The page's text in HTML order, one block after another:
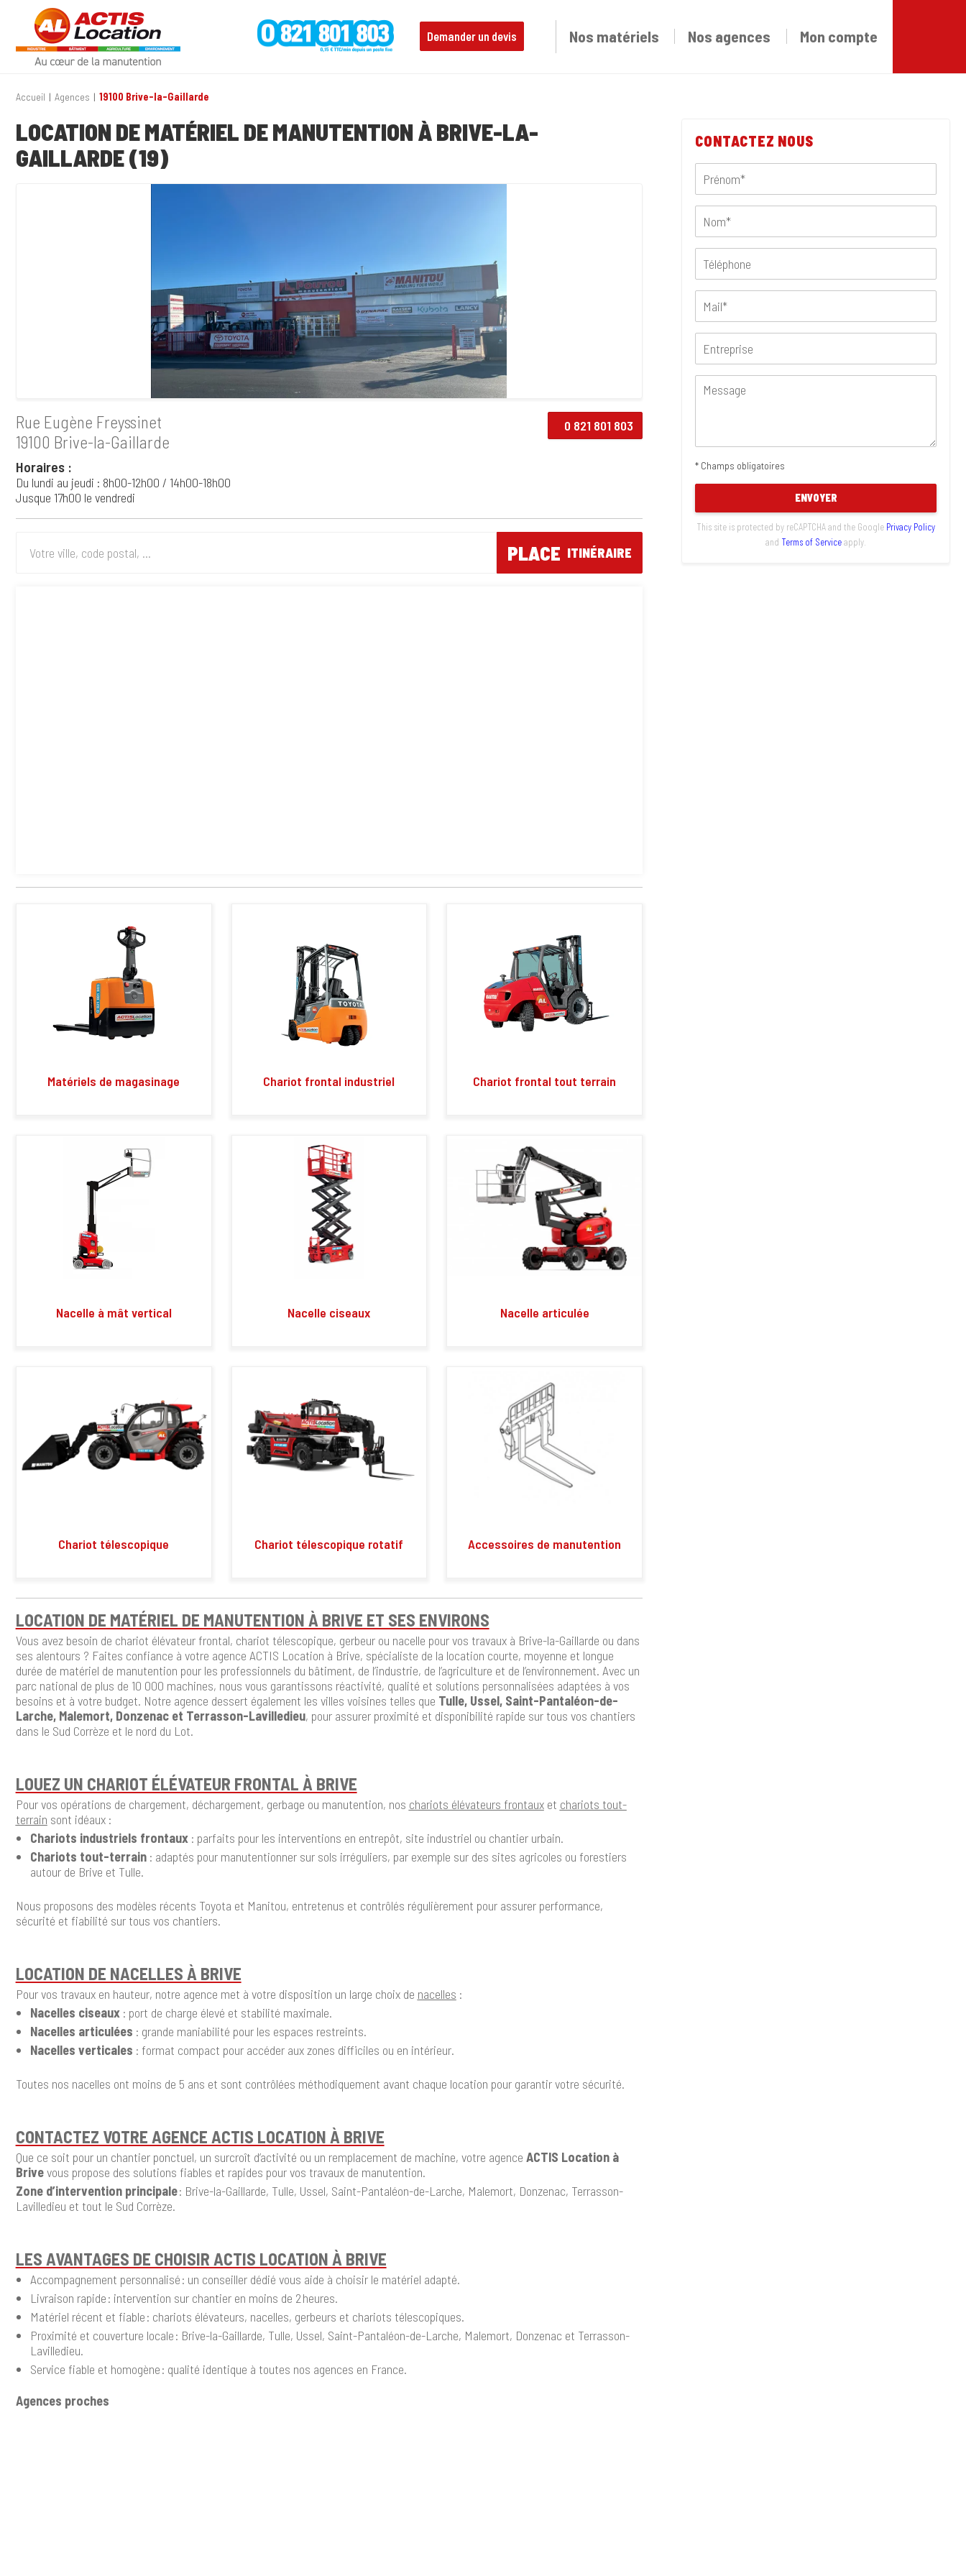
Demander un devis Nos agences
Nos matériels Mon compte
Accueil Agences 19100 Brive-la-Gaillarde
Agences proches
LOCATION DE MATÉRIEL DE MANUTENTION À BRIVE-LA-
GAILLARDE (19)
Rue Eugène Freyssinet
19100 Brive-la-Gaillarde
0 821 801 803
Horaires :
Du lundi au jeudi : 8h00-12h00 / 14h00-18h00
Jusque 17h00 le vendredi
PLACE ITINÉRAIRE
Accessoires de manutention
Chariot frontal industriel Chariot frontal tout terrain
Chariot télescopique rotatif
Matériels de magasinage
Nacelle à mât vertical Nacelle ciseaux Nacelle articulée
Chariot télescopique
LOCATION DE MATÉRIEL DE MANUTENTION À BRIVE ET SES ENVIRONS
Vous avez besoin de chariot élévateur frontal, chariot télescopique, gerbeur ou nacelle pour vos travaux à Brive-la-Gaillarde ou dans
ses alentours ? Faites confiance à votre agence ACTIS Location à Brive, spécialiste de la location courte, moyenne et longue
durée de matériel de manutention pour les professionnels du bâtiment, de l’industrie, de l’agriculture et de l’environnement. Avec un
parc national de plus de 10 000 machines, nous vous garantissons réactivité, qualité et solutions personnalisées adaptées à vos
besoins et à votre budget. Notre agence dessert également les villes voisines telles que Tulle, Ussel, Saint-Pantaléon-de-
Larche, Malemort, Donzenac et Terrasson-Lavilledieu, pour assurer proximité et disponibilité rapide sur tous vos chantiers
dans le Sud Corrèze et le nord du Lot.
LOUEZ UN CHARIOT ÉLÉVATEUR FRONTAL À BRIVE
Pour vos opérations de chargement, déchargement, gerbage ou manutention, nos chariots élévateurs frontauxet chariots tout-
terrain sont idéaux :
Chariots industriels frontaux: parfaits pour les interventions en entrepôt, site industriel ou chantier urbain.
Chariots tout-terrain: adaptés pour manutentionner sur sols irréguliers, par exemple sur des sites agricoles ou forestiers
autour de Brive et Tulle.
Nous proposons des modèles récents Toyota et Manitou, entretenus et contrôlés régulièrement pour assurer performance,
sécurité et fiabilité sur tous vos chantiers.
LOCATION DE NACELLES À BRIVE
Pour vos travaux en hauteur, notre agence met à votre disposition un large choix de nacelles :
Nacelles ciseaux: port de charge élevé et stabilité maximale.
Nacelles articulées : grande maniabilité pour les espaces restreints.
Nacelles verticales : format compact pour accéder aux zones difficiles ou en intérieur.
Toutes nos nacelles ont moins de 5 ans et sont contrôlées méthodiquement avant chaque location pour garantir votre sécurité.
CONTACTEZ VOTRE AGENCE ACTIS LOCATION À BRIVE
Que ce soit pour un chantier ponctuel, un surcroît d’activité ou un remplacement de machine, votre agence ACTIS Location à
Brivevous propose des solutions fiables et rapides pour vos travaux de manutention.
Zone d’intervention principale: Brive-la-Gaillarde, Tulle, Ussel, Saint-Pantaléon-de-Larche, Malemort, Donzenac, Terrasson-
Lavilledieu et tout le Sud Corrèze.
LES AVANTAGES DE CHOISIR ACTIS LOCATION À BRIVE
Accompagnement personnalisé : un conseiller dédié vous aide à choisir le matériel adapté.
Livraison rapide : intervention sur chantier en moins de 2 heures.
Matériel récent et fiable : chariots élévateurs, nacelles, gerbeurs et chariots télescopiques.
Proximité et couverture locale : Brive-la-Gaillarde, Tulle, Ussel, Saint-Pantaléon-de-Larche, Malemort, Donzenac et Terrasson-
Lavilledieu.
Service fiable et homogène : qualité identique à toutes nos agences en France.
CONTACTEZ NOUS
* Champs obligatoires
ENVOYER
This site is protected by reCAPTCHA and the Google Privacy Policy
and Terms of Serviceapply.